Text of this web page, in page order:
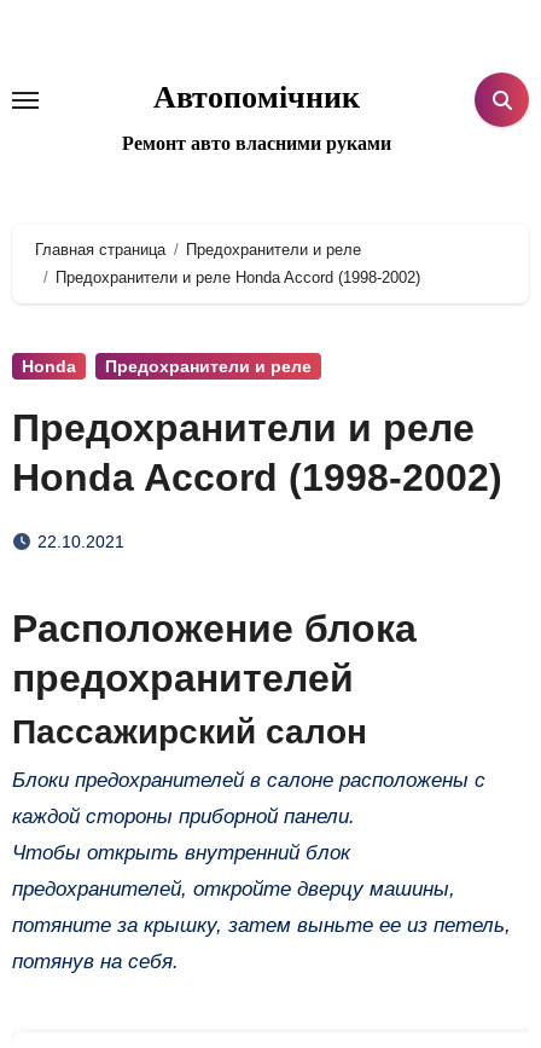
Автопомічник
Ремонт авто власними руками
Главная страница
Предохранители и реле
Предохранители и реле Honda Accord (1998-2002)
Honda Предохранители и реле
Предохранители и реле
Honda Accord (1998-2002)
22.10.2021
Расположение блока
предохранителей
Пассажирский салон
Блоки предохранителей в салоне расположены с
каждой стороны приборной панели.
Чтобы открыть внутренний блок
предохранителей, откройте дверцу машины,
потяните за крышку, затем выньте ее из петель,
потянув на себя.